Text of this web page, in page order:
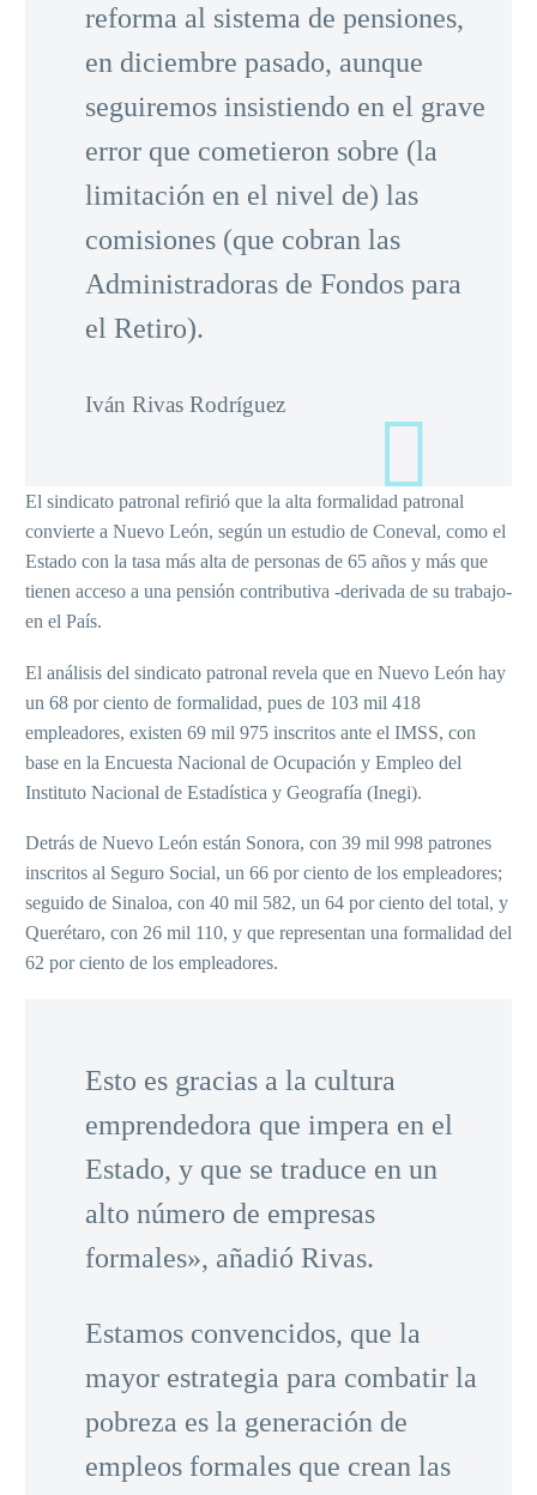
reforma al sistema de pensiones,
en diciembre pasado, aunque
seguiremos insistiendo en el grave
error que cometieron sobre (la
limitación en el nivel de) las
comisiones (que cobran las
Administradoras de Fondos para
el Retiro).
Iván Rivas Rodríguez
El sindicato patronal refirió que la alta formalidad patronal
convierte a Nuevo León, según un estudio de Coneval, como el
Estado con la tasa más alta de personas de 65 años y más que
tienen acceso a una pensión contributiva -derivada de su trabajo-
en el País.
El análisis del sindicato patronal revela que en Nuevo León hay
un 68 por ciento de formalidad, pues de 103 mil 418
empleadores, existen 69 mil 975 inscritos ante el IMSS, con
base en la Encuesta Nacional de Ocupación y Empleo del
Instituto Nacional de Estadística y Geografía (Inegi).
Detrás de Nuevo León están Sonora, con 39 mil 998 patrones
inscritos al Seguro Social, un 66 por ciento de los empleadores;
seguido de Sinaloa, con 40 mil 582, un 64 por ciento del total, y
Querétaro, con 26 mil 110, y que representan una formalidad del
62 por ciento de los empleadores.
Esto es gracias a la cultura
emprendedora que impera en el
Estado, y que se traduce en un
alto número de empresas
formales», añadió Rivas.
Estamos convencidos, que la
mayor estrategia para combatir la
pobreza es la generación de
empleos formales que crean las